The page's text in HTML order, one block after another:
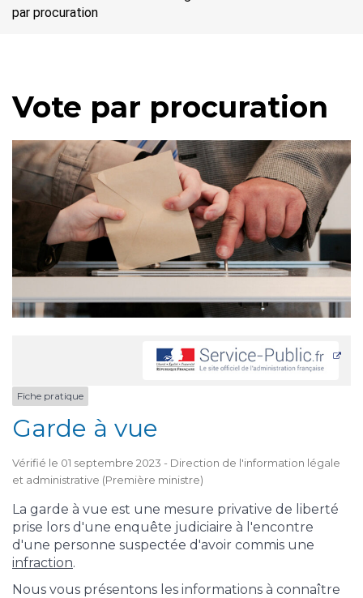
par procuration
Vote par procuration
Fiche pratique
Garde à vue
Vérifié le 01 septembre 2023 - Direction de l'information légale
et administrative (Première ministre)
La garde à vue est une mesure privative de liberté
prise lors d'une enquête judiciaire à l'encontre
d'une personne suspectée d'avoir commis une
infraction.
Nous vous présentons les informations à connaître